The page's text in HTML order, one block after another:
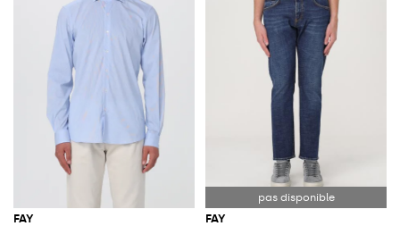
FAY FAY